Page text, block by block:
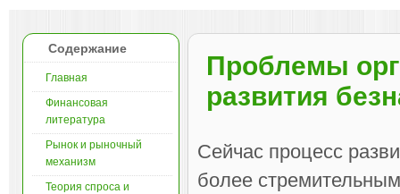
Проблемы
развития
Сейчас процесс
более
Содержание
Главная
Финансовая
литература
Рынок и рыночный
механизм
Теория спроса и